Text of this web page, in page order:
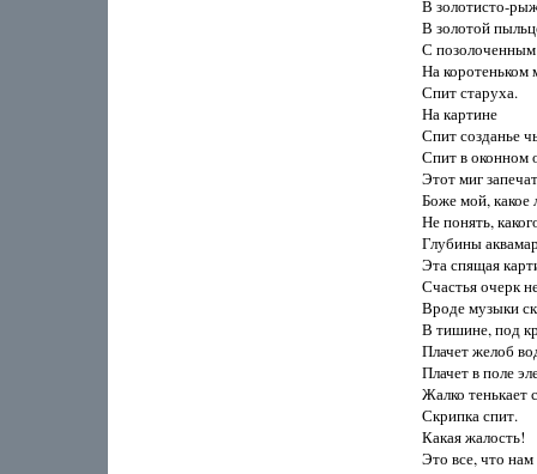
В золотисто-
В золотой
С позолоченным
На коротеньком
Спит старуха.
На картине
Спит созданье
Спит в оконном
Этот миг
Боже мой, какое
Не понять,
Глубины
Эта спящая
Счастья очерк
Вроде музыки
В тишине, под
Плачет желоб
Плачет в поле
Жалко тенькает
Скрипка спит.
Какая жалость!
Это все, что нам